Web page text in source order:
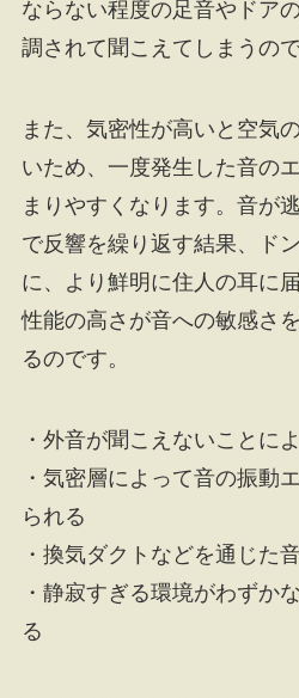
ならない程度の足音やドア
調されて聞こえてしまうので
また、気密性が高いと空気
いため、一度発生した音の
まりやすくなります。音が
で反響を繰り返す結果、ド
に、より鮮明に住人の耳に
性能の高さが音への敏感さ
るのです。
・外音が聞こえないことに
・気密層によって音の振動
られる
・換気ダクトなどを通じた
・静寂すぎる環境がわずか
る